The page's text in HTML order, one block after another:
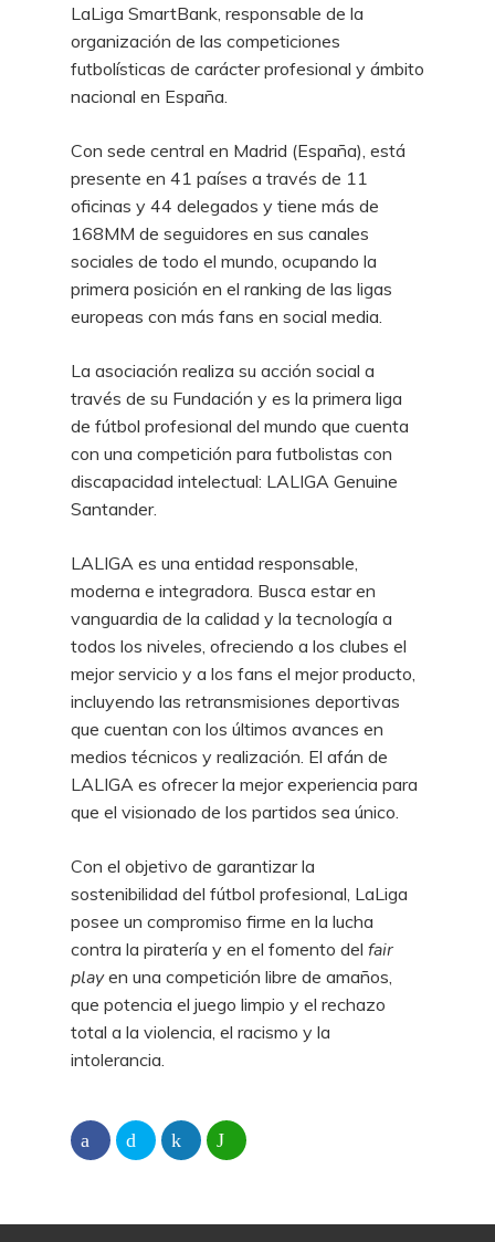
LaLiga SmartBank, responsable de la
organización de las competiciones
futbolísticas de carácter profesional y ámbito
nacional en España.
Con sede central en Madrid (España), está
presente en 41 países a través de 11
oficinas y 44 delegados y tiene más de
168MM de seguidores en sus canales
sociales de todo el mundo, ocupando la
primera posición en el ranking de las ligas
europeas con más fans en social media.
La asociación realiza su acción social a
través de su Fundación y es la primera liga
de fútbol profesional del mundo que cuenta
con una competición para futbolistas con
discapacidad intelectual: LALIGA Genuine
Santander.
LALIGA es una entidad responsable,
moderna e integradora. Busca estar en
vanguardia de la calidad y la tecnología a
todos los niveles, ofreciendo a los clubes el
mejor servicio y a los fans el mejor producto,
incluyendo las retransmisiones deportivas
que cuentan con los últimos avances en
medios técnicos y realización. El afán de
LALIGA es ofrecer la mejor experiencia para
que el visionado de los partidos sea único.
Con el objetivo de garantizar la
sostenibilidad del fútbol profesional, LaLiga
posee un compromiso firme en la lucha
contra la piratería y en el fomento del fair
playen una competición libre de amaños,
que potencia el juego limpio y el rechazo
total a la violencia, el racismo y la
intolerancia.